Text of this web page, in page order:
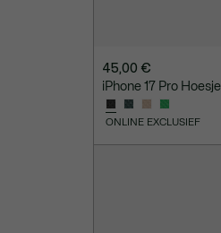
45,00 €
iPhone 17 Pro
ONLINE EXCLUSIEF